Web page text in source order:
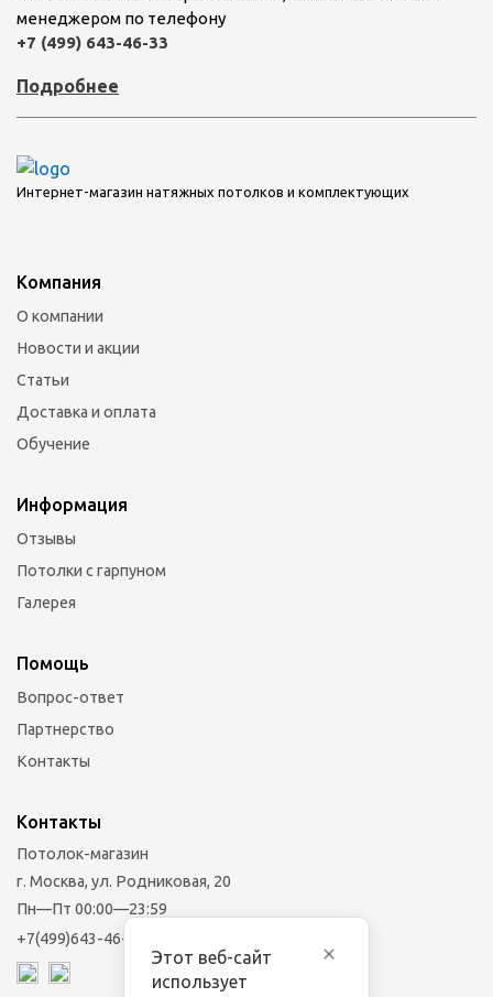
менеджером по телефону
+7 (499) 643-46-33
Подробнее
Интернет-магазин натяжных потолков и комплектующих
Компания
О компании
Новости и акции
Статьи
Доставка и оплата
Обучение
Информация
Отзывы
Потолки с гарпуном
Галерея
Помощь
Вопрос-ответ
Партнерство
Контакты
Контакты
Потолок-магазин
г. Москва, ул. Родниковая, 20
Пн—Пт 00:00—23:59
+7(499)643-46-33
Этот веб-сайт
использует